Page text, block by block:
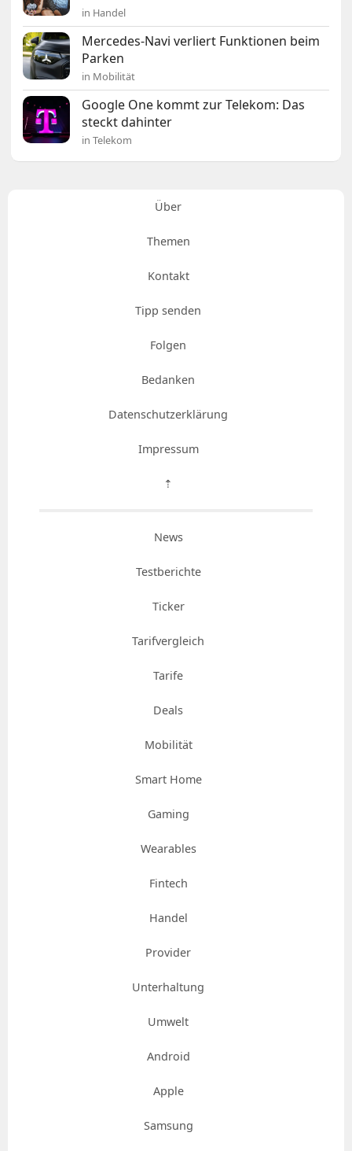
in Handel
Mercedes-Navi verliert Funktionen beim
Parken
in Mobilität
Google One kommt zur Telekom: Das
steckt dahinter
in Telekom
Über
Themen
Kontakt
Tipp senden
Folgen
Bedanken
Datenschutzerklärung
Impressum
⇡
News
Testberichte
Ticker
Tarifvergleich
Tarife
Deals
Mobilität
Smart Home
Gaming
Wearables
Fintech
Handel
Provider
Unterhaltung
Umwelt
Android
Apple
Samsung